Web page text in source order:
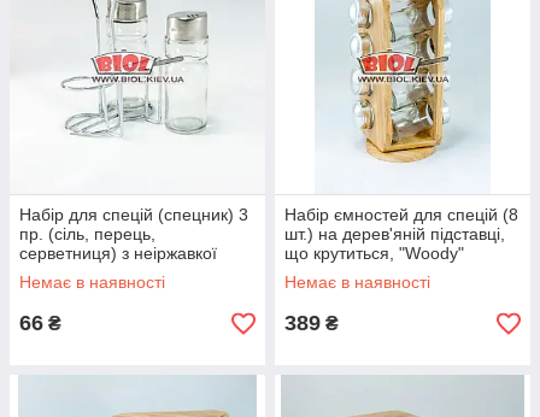
Набір для спецій (спецник) 3
пр. (сіль, перець,
серветниця) з неіржавкої
сталі Stenson MS-0233
Немає в наявності
66 ₴
Набір ємностей для спецій (8
шт.) на дерев'яній підставці,
що крутиться, "Woody"
Stenson MS-0371
Немає в наявності
389 ₴